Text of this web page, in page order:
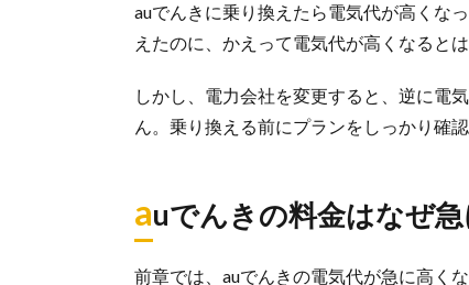
auでんきに乗り換えたら電気代が高くな
えたのに、かえって電気代が高くなると
しかし、電力会社を変更すると、逆に電
ん。乗り換える前にプランをしっかり確
auでんきの料金はなぜ
前章では、auでんきの電気代が急に高く